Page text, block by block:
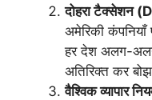
दोहरा टैक्सेशन
अमेरिकी
हर देश अलग-अलग
अतिरिक्त कर
वैश्विक व्यापार